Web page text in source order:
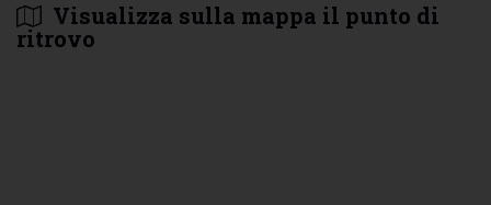
Visualizza sulla mappa il punto di
ritrovo